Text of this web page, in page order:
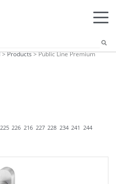
>Products>Public Line Premium
225 226 216 227 228 234 241 244